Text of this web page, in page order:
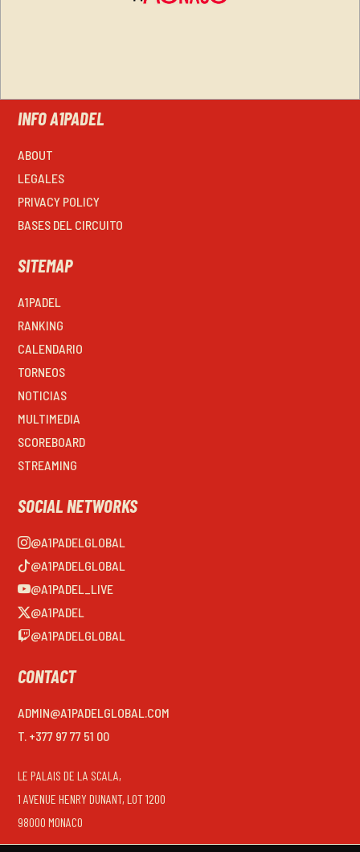
INFO A1PADEL
ABOUT
LEGALES
PRIVACY POLICY
BASES DEL CIRCUITO
SITEMAP
A1PADEL
RANKING
CALENDARIO
TORNEOS
NOTICIAS
MULTIMEDIA
SCOREBOARD
STREAMING
SOCIAL NETWORKS
@A1PADELGLOBAL
@A1PADELGLOBAL
@A1PADEL_LIVE
@A1PADEL
@A1PADELGLOBAL
CONTACT
ADMIN@A1PADELGLOBAL.COM
T. +377 97 77 51 00
LE PALAIS DE LA SCALA,
1 AVENUE HENRY DUNANT, LOT 1200
98000 MONACO